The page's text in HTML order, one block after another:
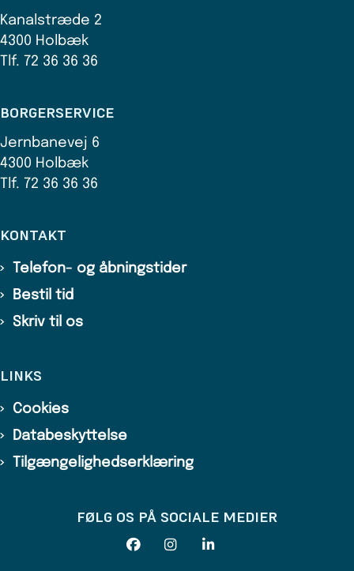
Kanalstræde 2
4300 Holbæk
Tlf. 72 36 36 36
BORGERSERVICE
Jernbanevej 6
4300 Holbæk
Tlf. 72 36 36 36
KONTAKT
Telefon- og åbningstider
Bestil tid
Skriv til os
LINKS
Cookies
Databeskyttelse
Tilgængelighedserklæring
FØLG OS PÅ SOCIALE MEDIER